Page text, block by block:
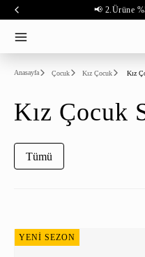
📢 2.Ürüne
Anasayfa Çocuk Kız Çocuk Kız
Kız Çocuk
Tümü
YENİ SEZON